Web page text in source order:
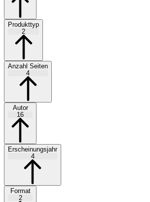
Produkttyp
2
Anzahl Seiten
4
Autor
16
Erscheinungsjahr
4
Format
2